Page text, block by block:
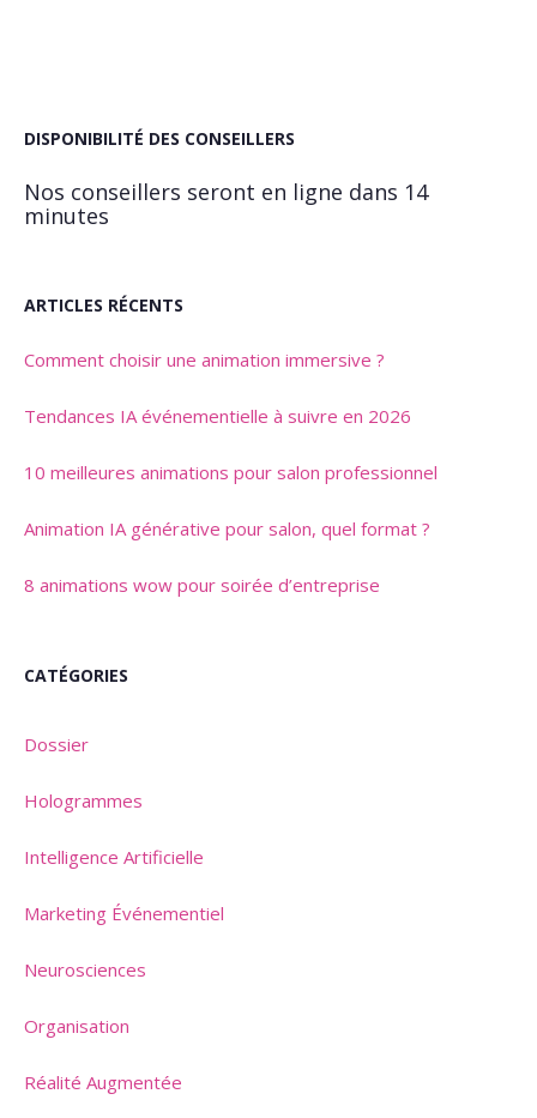
DISPONIBILITÉ DES CONSEILLERS
Nos conseillers seront en ligne dans 14
minutes
ARTICLES RÉCENTS
Comment choisir une animation immersive ?
Tendances IA événementielle à suivre en 2026
10 meilleures animations pour salon professionnel
Animation IA générative pour salon, quel format ?
8 animations wow pour soirée d’entreprise
CATÉGORIES
Dossier
Hologrammes
Intelligence Artificielle
Marketing Événementiel
Neurosciences
Organisation
Réalité Augmentée